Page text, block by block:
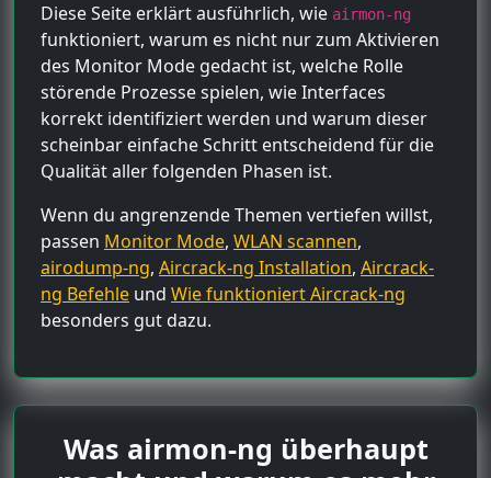
Diese Seite erklärt ausführlich, wie airmon-ng
funktioniert, warum es nicht nur zum Aktivieren
des Monitor Mode gedacht ist, welche Rolle
störende Prozesse spielen, wie Interfaces
korrekt identifiziert werden und warum dieser
scheinbar einfache Schritt entscheidend für die
Qualität aller folgenden Phasen ist.
Wenn du angrenzende Themen vertiefen willst,
passen Monitor Mode, WLAN scannen,
airodump-ng, Aircrack-ng Installation, Aircrack-
ng Befehle und Wie funktioniert Aircrack-ng
besonders gut dazu.
Was airmon-ng überhaupt